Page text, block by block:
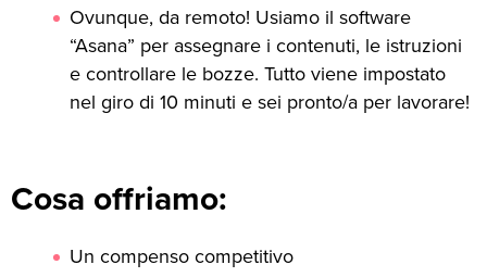
Ovunque, da remoto! Usiamo il software
“Asana” per assegnare i contenuti, le istruzioni
e controllare le bozze. Tutto viene impostato
nel giro di 10 minuti e sei pronto/a per lavorare!
Cosa offriamo:
Un compenso competitivo